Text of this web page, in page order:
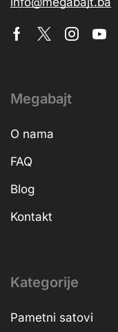
Megabajt
O nama
FAQ
Blog
Kontakt
Kategorije
Pametni satovi